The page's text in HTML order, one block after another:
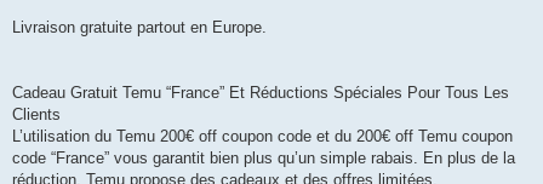
Livraison gratuite partout en Europe.
Cadeau Gratuit Temu “France” Et Réductions Spéciales Pour Tous Les
Clients
L’utilisation du Temu 200€ off coupon code et du 200€ off Temu coupon
code “France” vous garantit bien plus qu’un simple rabais. En plus de la
réduction, Temu propose des cadeaux et des offres limitées.